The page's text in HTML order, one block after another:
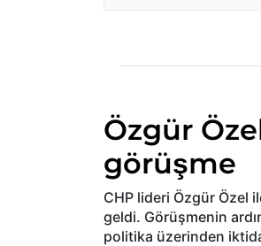
Özgür
görüşme
CHP lideri Özgür Özel
geldi. Görüşmenin
politika üzerinden